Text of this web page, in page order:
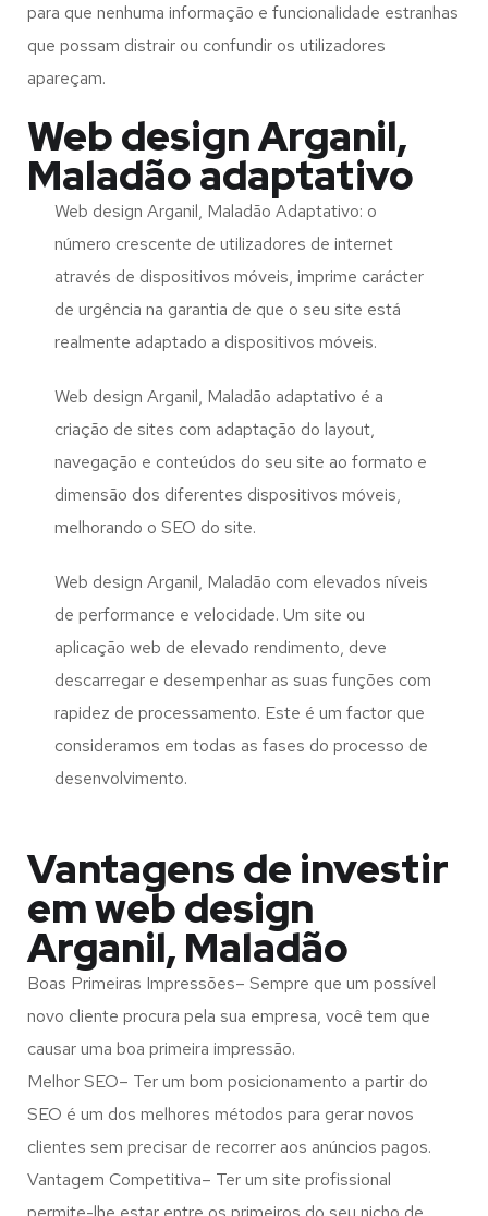
para que nenhuma informação e funcionalidade estranhas
que possam distrair ou confundir os utilizadores
apareçam.
Web design Arganil,
Maladão adaptativo
Web design Arganil, Maladão Adaptativo: o
número crescente de utilizadores de internet
através de dispositivos móveis, imprime carácter
de urgência na garantia de que o seu site está
realmente adaptado a dispositivos móveis.
Web design Arganil, Maladão adaptativo é a
criação de sites com adaptação do layout,
navegação e conteúdos do seu site ao formato e
dimensão dos diferentes dispositivos móveis,
melhorando o SEO do site.
Web design Arganil, Maladão com elevados níveis
de performance e velocidade. Um site ou
aplicação web de elevado rendimento, deve
descarregar e desempenhar as suas funções com
rapidez de processamento. Este é um factor que
consideramos em todas as fases do processo de
desenvolvimento.
Vantagens de investir
em web design
Arganil, Maladão
Boas Primeiras Impressões– Sempre que um possível
novo cliente procura pela sua empresa, você tem que
causar uma boa primeira impressão.
Melhor SEO– Ter um bom posicionamento a partir do
SEO é um dos melhores métodos para gerar novos
clientes sem precisar de recorrer aos anúncios pagos.
Vantagem Competitiva– Ter um site profissional